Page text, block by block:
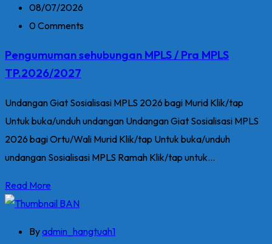
08/07/2026
0 Comments
Pengumuman sehubungan MPLS / Pra MPLS
TP.2026/2027
Undangan Giat Sosialisasi MPLS 2026 bagi Murid Klik/tap
Untuk buka/unduh undangan Undangan Giat Sosialisasi MPLS
2026 bagi Ortu/Wali Murid Klik/tap Untuk buka/unduh
undangan Sosialisasi MPLS Ramah Klik/tap untuk...
Read More
Byadmin_hangtuah1